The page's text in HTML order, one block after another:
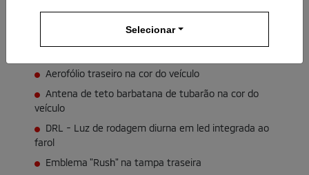
Branco Fuji
Aerofólio traseiro na cor do veículo
Antena de teto barbatana de tubarão na cor do
veículo
DRL - Luz de rodagem diurna em led integrada ao
farol
Emblema "Rush" na tampa traseira
Selecionar